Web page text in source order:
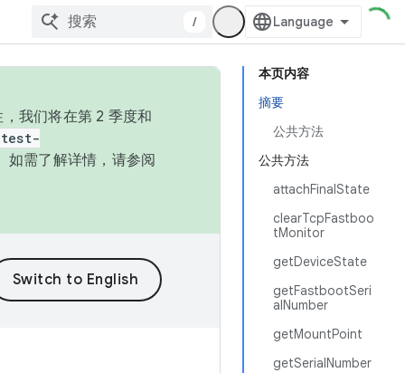
/
本页内容
摘要
公共方法
公共方法
attachFinalState
clearTcpFastboo
tMonitor
getDeviceState
getFastbootSeri
alNumber
getMountPoint
getSerialNumber
我们将在第 2 季度和
如需了解详情，请参阅